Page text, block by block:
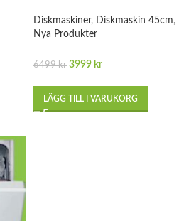
Diskmaskiner, Diskmaskin 45cm,
Nya Produkter
6499kr 3999 kr
LÄGG TILL I VARUKORG